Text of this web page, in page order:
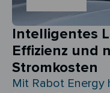
Intelligentes
Effizienz und
Stromkosten
Mit Rabot Energy